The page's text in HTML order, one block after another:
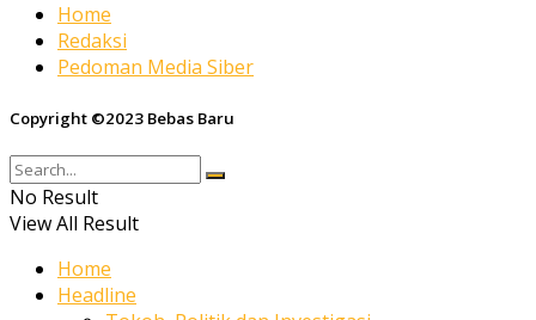
Home
Redaksi
Pedoman Media Siber
Copyright ©2023 Bebas Baru
No Result
View All Result
Home
Headline